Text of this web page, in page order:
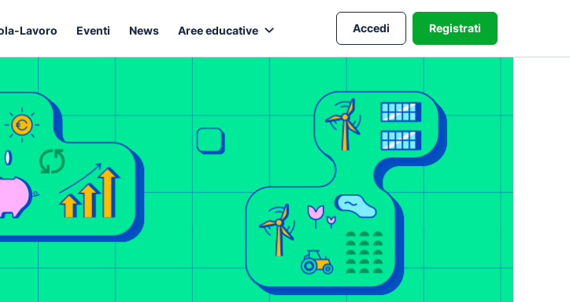
Lavoro Eventi News Aree educative Accedi Registrati